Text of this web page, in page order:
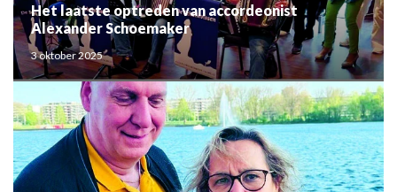
Het laatste optreden van accordeonist
Alexander Schoemaker
3 oktober 2025